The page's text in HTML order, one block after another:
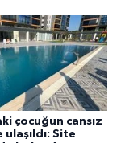
çocuğun cansız
ulaşıldı: Site